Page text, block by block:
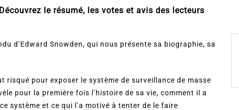
le résumé, les votes et avis des lecteurs
d’Edward Snowden, qui nous présente sa biographie, sa
risqué pour exposer le système de surveillance de masse
pour la première fois l’histoire de sa vie, comment il a
système et ce qui l’a motivé à tenter de le faire